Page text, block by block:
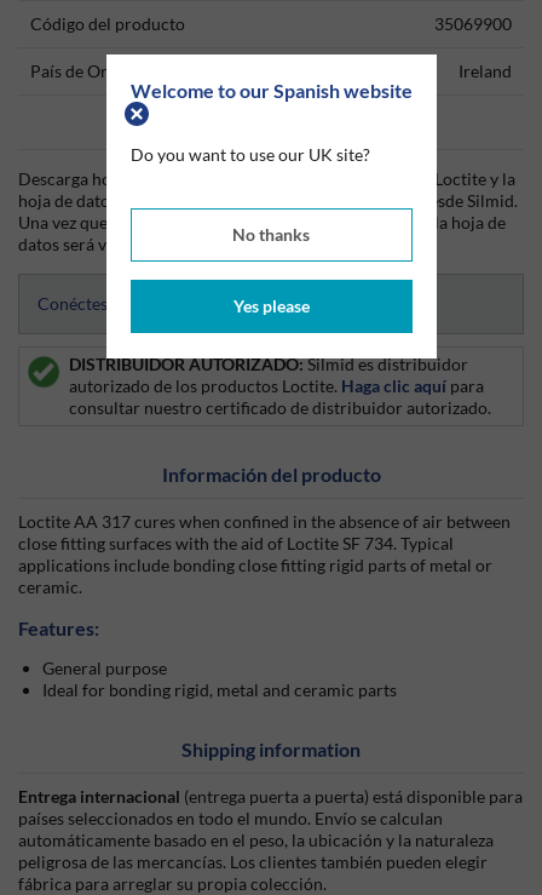
Welcome to our Spanish website
Do you want to use our UK site?
No thanks
Yes please
Código del producto 35069900
País de Origen Ireland
Descarga hoy mismo la hoja técnica (TDS) del producto Loctite y la
hoja de datos de seguridad (SDS) del producto Loctite desde Silmid.
Una vez que hayas iniciado sesión o te hayas registrado, la hoja de
datos será visible para su descarga.
Conéctese para acceder a las hojas de datos
DISTRIBUIDOR AUTORIZADO:Silmid es distribuidor
autorizado de los productos Loctite. Haga clic aquí para
consultar nuestro certificado de distribuidor autorizado.
Información del producto
Loctite AA 317 cures when confined in the absence of air between
close fitting surfaces with the aid of Loctite SF 734. Typical
applications include bonding close fitting rigid parts of metal or
ceramic.
Features:
General purpose
Ideal for bonding rigid, metal and ceramic parts
Shipping information
Entrega internacional (entrega puerta a puerta) está disponible para
países seleccionados en todo el mundo. Envío se calculan
automáticamente basado en el peso, la ubicación y la naturaleza
peligrosa de las mercancías. Los clientes también pueden elegir
fábrica para arreglar su propia colección.